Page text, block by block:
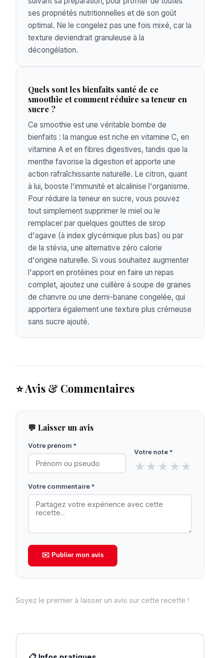
ses propriétés nutritionnelles et de son goût
optimal. Ne le congelez pas une fois mixé, car la
texture deviendrait granuleuse à la
décongélation.
Quels sont les bienfaits santé de ce
smoothie et comment réduire sa teneur en
sucre ?
Ce smoothie est une véritable bombe de
bienfaits : la mangue est riche en vitamine C, en
vitamine A et en fibres digestives, tandis que la
menthe favorise la digestion et apporte une
action rafraîchissante naturelle. Le citron, quant
à lui, booste l'immunité et alcalinise l'organisme.
Pour réduire la teneur en sucre, vous pouvez
tout simplement supprimer le miel ou le
remplacer par quelques gouttes de sirop
d'agave (à index glycémique plus bas) ou par
de la stévia, une alternative zéro calorie
d'origine naturelle. Si vous souhaitez augmenter
l'apport en protéines pour en faire un repas
complet, ajoutez une cuillère à soupe de graines
de chanvre ou une demi-banane congelée, qui
apportera également une texture plus crémeuse
sans sucre ajouté.
⭐ Avis & Commentaires
💬 Laisser un avis
Votre prénom *
Votre note *
★ ★ ★ ★ ★
Votre commentaire *
✉️ Publier mon avis
Soyez le premier à laisser un avis sur cette recette !